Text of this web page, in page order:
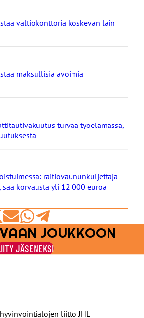
valtiokonttoria koskevan lain
maksullisia avoimia
turvaa työelämässä,
raitiovaununkuljettaja
korvausta yli 12 000 euroa
Jaa
sähköpostilla
Jaa
WhatsAppilla
Jaa
Telegramilla
JOUKKOON
JÄSENEKSI
liitto JHL